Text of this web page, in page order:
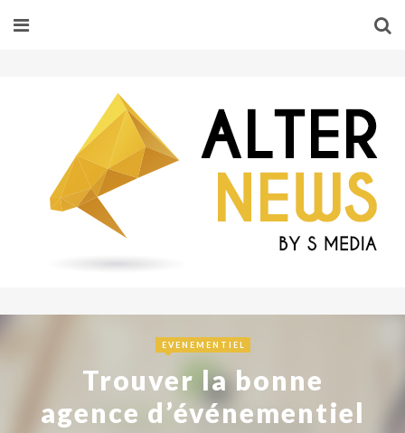
EVENEMENTIEL
Trouver la bonne
agence d’événementiel